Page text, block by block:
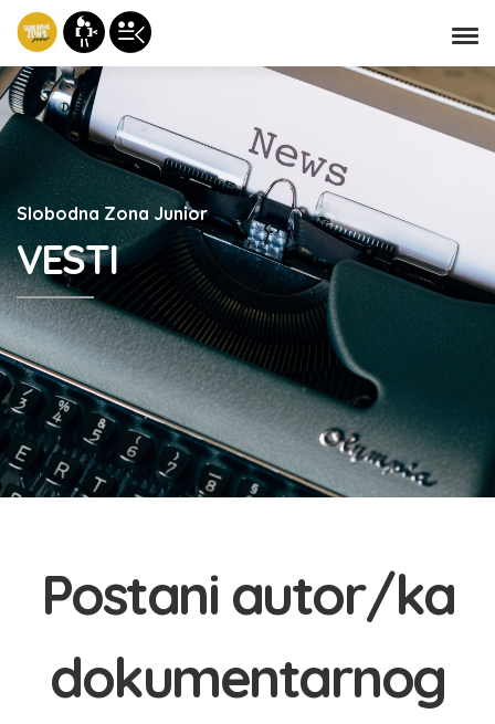
Slobodna Zona Junior
VESTI
Postani autor/ka
dokumentarnog